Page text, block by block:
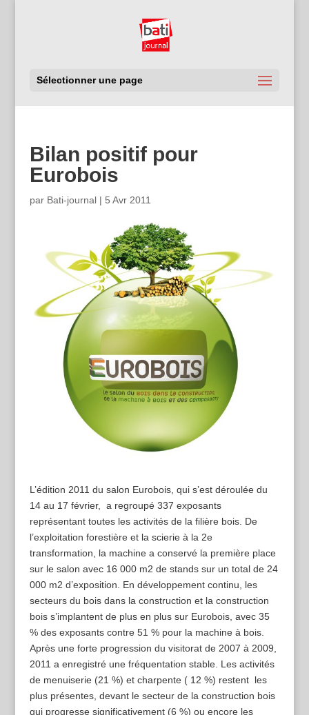
Sélectionner une page
Bilan positif pour
Eurobois
par Bati-journal| 5 Avr 2011
L’édition 2011 du salon Eurobois, qui s’est déroulée du
14 au 17 février, a regroupé 337 exposants
représentant toutes les activités de la filière bois. De
l’exploitation forestière et la scierie à la 2e
transformation, la machine a conservé la première place
sur le salon avec 16 000 m2 de stands sur un total de 24
000 m2 d’exposition. En développement continu, les
secteurs du bois dans la construction et la construction
bois s’implantent de plus en plus sur Eurobois, avec 35
% des exposants contre 51 % pour la machine à bois.
Après une forte progression du visitorat de 2007 à 2009,
2011 a enregistré une fréquentation stable. Les activités
de menuiserie (21 %) et charpente ( 12 %) restent les
plus présentes, devant le secteur de la construction bois
qui progresse significativement (6 %) ou encore les